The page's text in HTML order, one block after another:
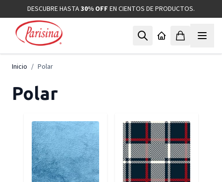
Ir al contenidoDESCUBRE HASTA30% OFF EN CIENTOS DE PRODUCTOS.
Inicio / Polar
Polar